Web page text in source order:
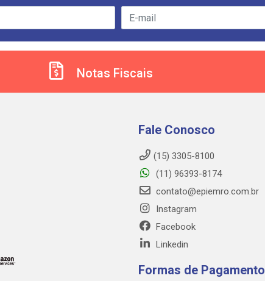
Notas Fiscais
Fale Conosco
(15) 3305-8100
(11) 96393-8174
contato@epiemro.com.br
Instagram
Facebook
Linkedin
Formas de Pagamento